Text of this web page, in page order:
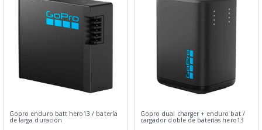
Gopro enduro batt hero13 / batería
de larga duración
Gopro dual charger + enduro bat /
cargador doble de baterías hero13